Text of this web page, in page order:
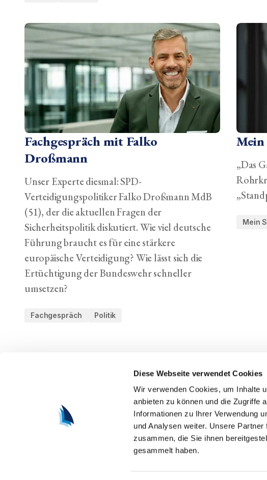
Diese Webseite verwendet Cookies
Wir verwenden Cookies, um Inhalte
anbieten zu können und die Zugriffe
Informationen zu Ihrer Verwendung
und Analysen weiter. Unsere
zusammen, die Sie ihnen
gesammelt haben.
Fachgespräch mit Falko
Droßmann
Unser Experte diesmal: SPD-
Verteidigungspolitiker Falko Droßmann MdB
(51), der die aktuellen Fragen der
Sicherheitspolitik diskutiert. Wie viel deutsche
Führung braucht es für eine stärkere
europäische Verteidigung? Wie lässt sich die
Ertüchtigung der Bundeswehr schneller
umsetzen?
Fachgespräch Politik
„Das
Mein